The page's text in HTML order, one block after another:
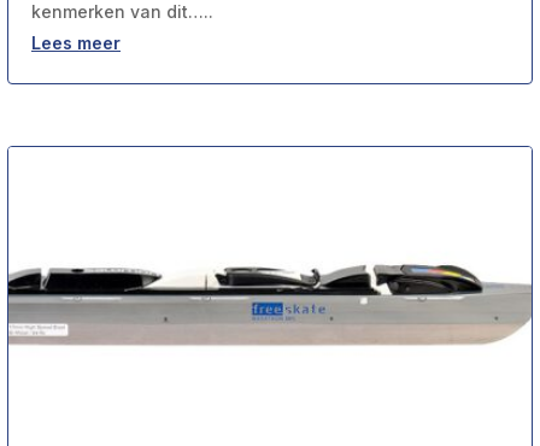
kenmerken van dit…..
Lees meer